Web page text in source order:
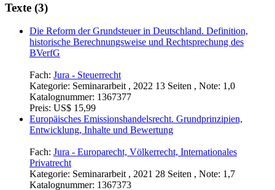
Texte (3)
Die Reform der Grundsteuer in Deutschland. Definition,
historische Berechnungsweise und Rechtsprechung des
BVerfG
Fach: Jura - Steuerrecht
Kategorie: Seminararbeit , 2022 13 Seiten , Note: 1,0
Katalognummer: 1367377
Preis: US$ 15,99
Europäisches Emissionshandelsrecht. Grundprinzipien,
Entwicklung, Inhalte und Bewertung
Fach: Jura - Europarecht, Völkerrecht, Internationales
Privatrecht
Kategorie: Seminararbeit , 2021 28 Seiten , Note: 1,7
Katalognummer: 1367373